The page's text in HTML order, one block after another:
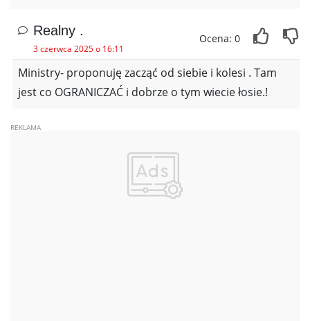
Realny .
3 czerwca 2025 o 16:11
Ocena: 0
Ministry- proponuję zacząć od siebie i kolesi . Tam
jest co OGRANICZAĆ i dobrze o tym wiecie łosie.!